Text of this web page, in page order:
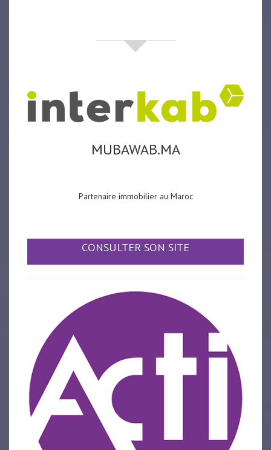
MUBAWAB.MA
Partenaire immobilier au Maroc
CONSULTER SON SITE